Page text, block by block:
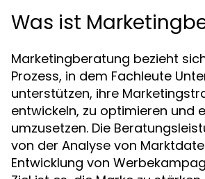
Was ist
Marketingberatung bezieht
Prozess, in dem Fachleute
unterstützen, ihre
entwickeln, zu optimieren und
umzusetzen. Die
von der Analyse von
Entwicklung von